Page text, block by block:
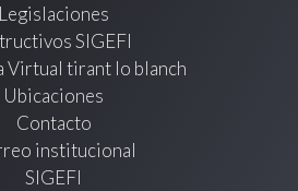
Legislaciones
SIGEFI
Virtual tirant lo blanch
Ubicaciones
Contacto
institucional
SIGEFI